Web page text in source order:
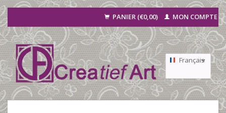
PANIER (€0,00) MON COMPTE
Français
Nederlands